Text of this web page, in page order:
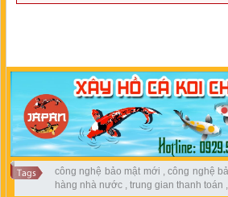
công nghệ bảo mật mới ,công nghệ
hàng nhà nước , trung gian thanh toán ,